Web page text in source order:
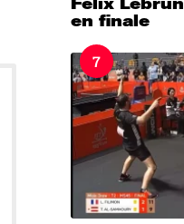
en finale
7